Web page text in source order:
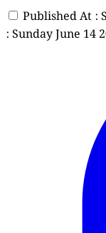
Published At :
: Sunday June 14